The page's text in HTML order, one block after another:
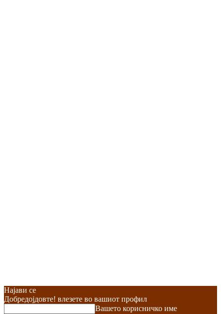
Најави се
Добредојдовте! влезете во вашиот профил
Вашето корисничко име